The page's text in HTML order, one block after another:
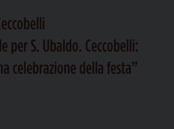
per S. Ubaldo. Ceccobelli:
celebrazione della festa”